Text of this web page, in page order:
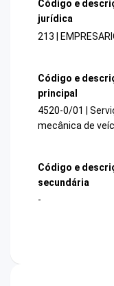
Código e
jurídica
213 |
Código e
principal
4520-0/01 |
mecânica de
Código e
secundária
-